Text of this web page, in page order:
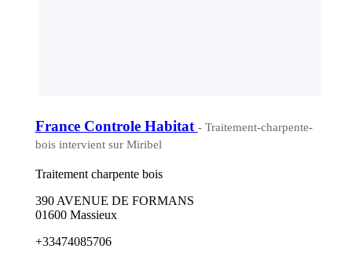
France Controle Habitat - Traitement-charpente-
bois intervient sur Miribel
Traitement charpente bois
390 AVENUE DE FORMANS
01600 Massieux
+33474085706